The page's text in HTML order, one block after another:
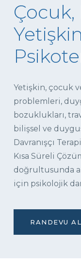
Yetişkin, çocuk
problemleri,
bozuklukları,
bilişsel ve
Davranışçı
Kısa Süreli
doğrultusunda
için psikolojik
RANDEVU